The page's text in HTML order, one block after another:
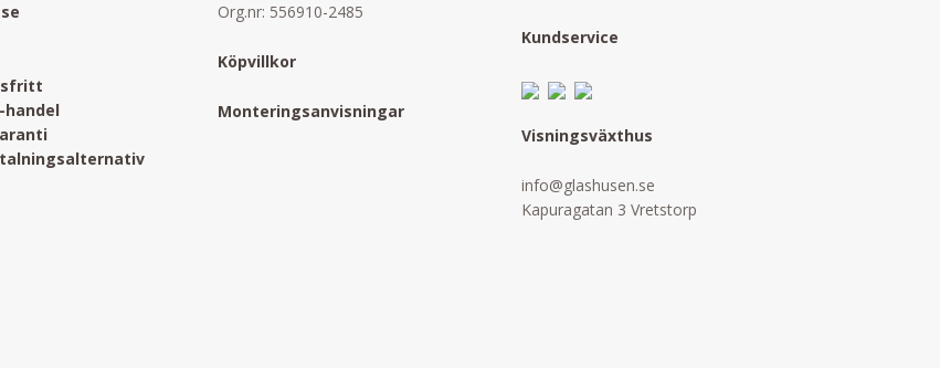
handel
Org.nr: 556910-2485
Köpvillkor
Monteringsanvisningar
Kundservice
Visningsväxthus
info@glashusen.se
Kapuragatan 3 Vretstorp